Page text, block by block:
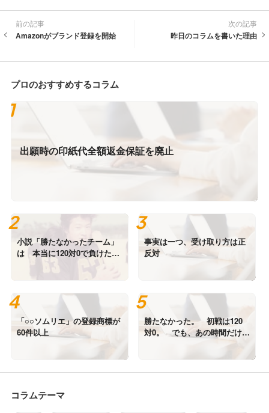
前の記事
Amazonがブランド登録を開始
次の記事
昨日のコラムを書いた理由
プロのおすすめするコラム
出願時の印紙代全額返金保証を廃止
小説「勝たなかったチーム」
は 本当に120対0で負けたの
か？ 写真は高校時代の私で
事実は一つ、受け取り方は正
反対
「○○ソムリエ」の登録商標が
60件以上
勝たなかった。 初戦は120
対0。 でも、あの時間だけは
コラムテーマ